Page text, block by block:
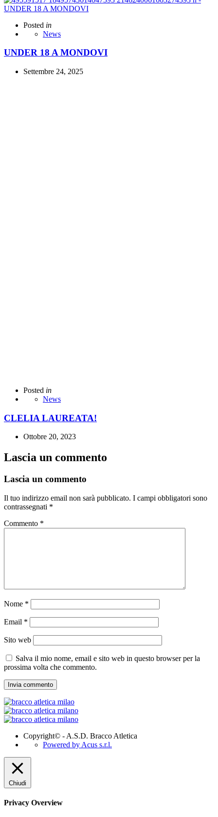
Posted in
News
UNDER 18 A MONDOVI
Settembre 24, 2025
Posted in
News
CLELIA LAUREATA!
Ottobre 20, 2023
Lascia un commento
Lascia un commento
Il tuo indirizzo email non sarà pubblicato. I campi obbligatori sono
contrassegnati *
Commento *
Nome *
Email *
Sito web
Salva il mio nome, email e sito web in questo browser per la
prossima volta che commento.
Copyright© - A.S.D. Bracco Atletica
Powered by Acus s.r.l.
Chiudi
Privacy Overview